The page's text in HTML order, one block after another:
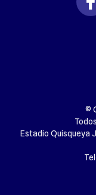
©
Estadio Quisqueya